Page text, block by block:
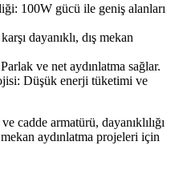
100W gücü ile geniş alanları
dayanıklı, dış mekan
ve net aydınlatma sağlar.
Düşük enerji tüketimi ve
armatürü, dayanıklılığı
aydınlatma projeleri için